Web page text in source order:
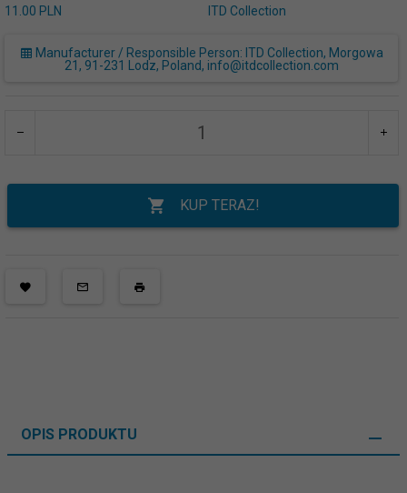
11.00 PLN
ITD Collection
Manufacturer / Responsible Person: ITD Collection, Morgowa
21, 91-231 Lodz, Poland, info@itdcollection.com
KUP TERAZ!
OPIS PRODUKTU